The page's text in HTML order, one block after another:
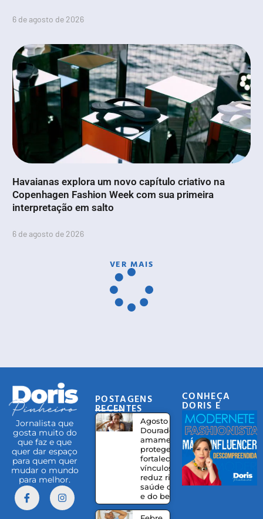
6 de agosto de 2026
Havaianas explora um novo capítulo criativo na
Copenhagen Fashion Week com sua primeira
interpretação em salto
6 de agosto de 2026
VER MAIS
Jornalista que
gosta muito do
que faz e que
quer dar espaço
para quem quer
mudar o mundo
para melhor.
POSTAGENS
RECENTES
Agosto
Dourado:
amamentação
protege,
fortalece
vínculos e
reduz riscos à
saúde da mãe
e do bebê
CONHEÇA
DORIS E
EQUIPE